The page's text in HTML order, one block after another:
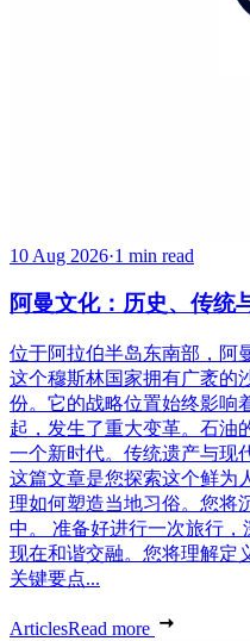
10 Aug 2026·1 min read
阿曼文化：历史、传统
位于阿拉伯半岛东南部，阿
这个穆斯林国家拥有广袤的
份。它的战略位置始终影响
起，发生了重大变革。石油
一个新时代。传统遗产与现
这篇文章是您探索这个鲜为
理如何塑造当地习俗。您将
中。 准备好进行一次旅行
现在和谐交融。您将理解定
关键要点...
ArticlesRead more